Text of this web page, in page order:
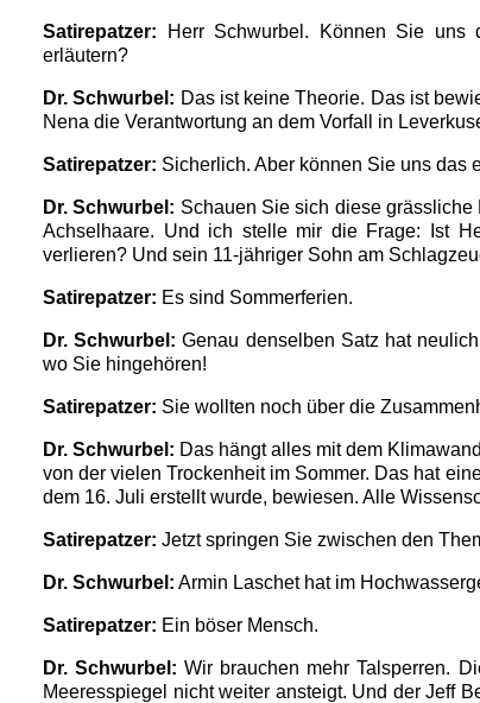
Satirepatzer: Herr Schwurbel. Können Sie uns
erläutern?
Dr. Schwurbel: Das ist keine Theorie. Das ist
Nena die Verantwortung an dem Vorfall in
Satirepatzer: Sicherlich. Aber können Sie uns das
Dr. Schwurbel: Schauen Sie sich diese
Achselhaare. Und ich stelle mir die Frage: Ist
verlieren? Und sein 11-jähriger Sohn am
Satirepatzer: Es sind Sommerferien.
Dr. Schwurbel: Genau denselben Satz hat
wo Sie hingehören!
Satirepatzer: Sie wollten noch über die
Dr. Schwurbel: Das hängt alles mit dem
von der vielen Trockenheit im Sommer. Das hat
dem 16. Juli erstellt wurde, bewiesen. Alle
Satirepatzer: Jetzt springen Sie zwischen den
Dr. Schwurbel: Armin Laschet hat im
Satirepatzer: Ein böser Mensch.
Dr. Schwurbel: Wir brauchen mehr Talsperren.
Meeresspiegel nicht weiter ansteigt. Und der Jeff